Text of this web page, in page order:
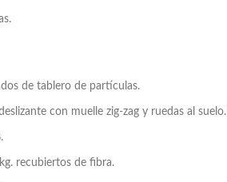
de tablero de partículas.
con muelle zig-zag y ruedas al suelo.
recubiertos de fibra.